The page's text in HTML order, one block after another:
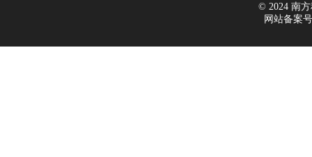
© 2024 南方
网站备案